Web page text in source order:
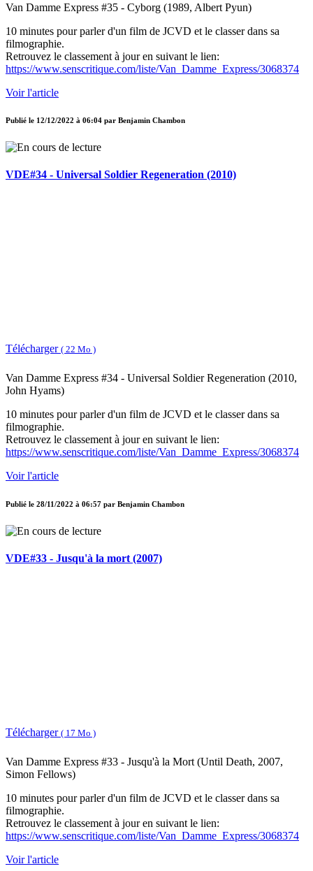
Van Damme Express #35 - Cyborg (1989, Albert Pyun)
10 minutes pour parler d'un film de JCVD et le classer dans sa
filmographie.
Retrouvez le classement à jour en suivant le lien:
https://www.senscritique.com/liste/Van_Damme_Express/3068374
Voir l'article
Publié le 12/12/2022 à 06:04 par Benjamin Chambon
VDE#34 - Universal Soldier Regeneration (2010)
Télécharger ( 22 Mo )
Van Damme Express #34 - Universal Soldier Regeneration (2010,
John Hyams)
10 minutes pour parler d'un film de JCVD et le classer dans sa
filmographie.
Retrouvez le classement à jour en suivant le lien:
https://www.senscritique.com/liste/Van_Damme_Express/3068374
Voir l'article
Publié le 28/11/2022 à 06:57 par Benjamin Chambon
VDE#33 - Jusqu'à la mort (2007)
Télécharger ( 17 Mo )
Van Damme Express #33 - Jusqu'à la Mort (Until Death, 2007,
Simon Fellows)
10 minutes pour parler d'un film de JCVD et le classer dans sa
filmographie.
Retrouvez le classement à jour en suivant le lien:
https://www.senscritique.com/liste/Van_Damme_Express/3068374
Voir l'article